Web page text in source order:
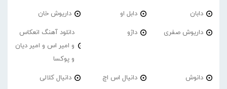
دابان دابل او داریوش خان
داریوش صفری داژو
دانلود آهنگ انعکاس
و امیر اس و امیر دیان
و پوکسا
دانوش دانیال اس اچ دانیال کلالی